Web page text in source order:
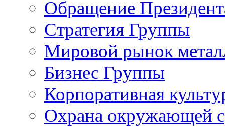
Обращение
Стратегия Группы
Мировой рынок
Бизнес Группы
Корпоративная
Охрана окружающей